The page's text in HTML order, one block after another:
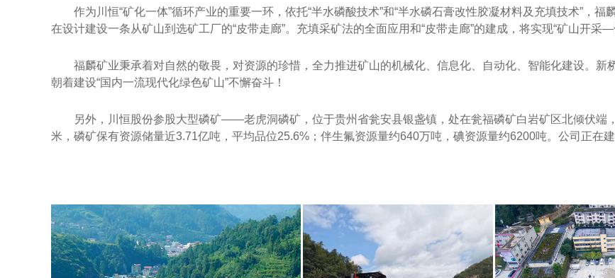
作为川恒“矿化一体”循环产业的重要一环，依托“半水磷酸技术”和“半水磷石膏改性胶凝材料及充填技术”，
在设计建设一条从矿山到选矿工厂的“皮带走廊”。充填采矿法的全面应用和“皮带走廊”的建成，将实现“矿山开采
福麟矿业秉承着对自然的敬畏，对资源的珍惜，全力推进矿山的机械化、信息化、自动化、智能化建设。新
朝着建设“国内一流现代化绿色矿山”不懈奋斗！
另外，川恒股份参股大型磷矿——老虎洞磷矿，位于贵州省瓮安县银盏镇，处在瓮福磷矿白岩矿区北倾伏端
米，磷矿保有资源储量近3.71亿吨，平均品位25.6%；伴生氟资源量约640万吨，碘资源量约6200吨。公司正在